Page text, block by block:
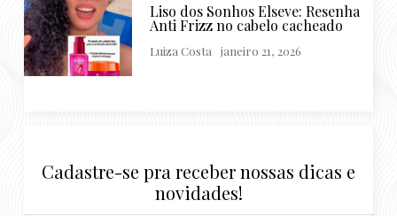
Liso dos Sonhos Elseve: Resenha
Anti Frizz no cabelo cacheado
Luiza Costa janeiro 21, 2026
Cadastre-se pra receber nossas dicas e
novidades!